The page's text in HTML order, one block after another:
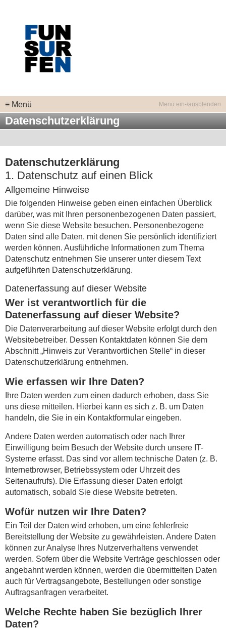
≡ Menü
Datenschutzerklärung
Datenschutz­erklärung
1. Datenschutz auf einen Blick
Allgemeine Hinweise
Die folgenden Hinweise geben einen einfachen Überblick
darüber, was mit Ihren personenbezogenen Daten passiert,
wenn Sie diese Website besuchen. Personenbezogene
Daten sind alle Daten, mit denen Sie persönlich identifiziert
werden können. Ausführliche Informationen zum Thema
Datenschutz entnehmen Sie unserer unter diesem Text
aufgeführten Datenschutzerklärung.
Datenerfassung auf dieser Website
Wer ist verantwortlich für die
Datenerfassung auf dieser Website?
Die Datenverarbeitung auf dieser Website erfolgt durch den
Websitebetreiber. Dessen Kontaktdaten können Sie dem
Abschnitt „Hinweis zur Verantwortlichen Stelle“ in dieser
Datenschutzerklärung entnehmen.
Wie erfassen wir Ihre Daten?
Ihre Daten werden zum einen dadurch erhoben, dass Sie
uns diese mitteilen. Hierbei kann es sich z. B. um Daten
handeln, die Sie in ein Kontaktformular eingeben.
Andere Daten werden automatisch oder nach Ihrer
Einwilligung beim Besuch der Website durch unsere IT-
Systeme erfasst. Das sind vor allem technische Daten (z. B.
Internetbrowser, Betriebssystem oder Uhrzeit des
Seitenaufrufs). Die Erfassung dieser Daten erfolgt
automatisch, sobald Sie diese Website betreten.
Wofür nutzen wir Ihre Daten?
Ein Teil der Daten wird erhoben, um eine fehlerfreie
Bereitstellung der Website zu gewährleisten. Andere Daten
können zur Analyse Ihres Nutzerverhaltens verwendet
werden. Sofern über die Website Verträge geschlossen oder
angebahnt werden können, werden die übermittelten Daten
auch für Vertragsangebote, Bestellungen oder sonstige
Auftragsanfragen verarbeitet.
Welche Rechte haben Sie bezüglich Ihrer
Daten?